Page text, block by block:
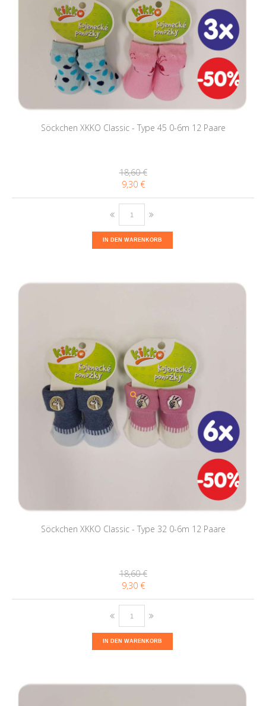
Söckchen XKKO Classic - Type 45 0-6m 12 Paare
18,60 €
9,30 €
IN DEN WARENKORB
Söckchen XKKO Classic - Type 32 0-6m 12 Paare
18,60 €
9,30 €
IN DEN WARENKORB